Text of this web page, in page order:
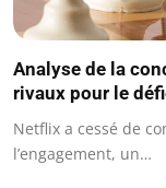
Analyse de la
rivaux pour le
Netflix a cessé de
l’engagement, un…